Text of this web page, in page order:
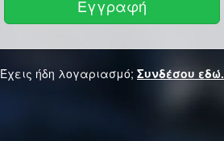
Έχεις ήδη λογαριασμό; Συνδέσου εδώ.